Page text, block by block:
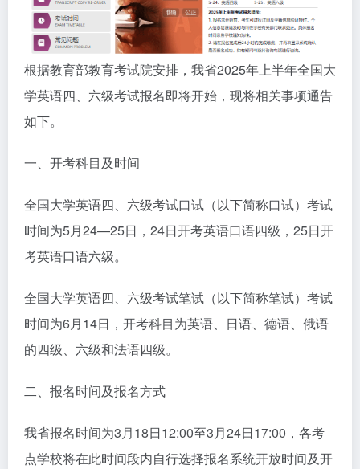
根据教育部教育考试院安排，我省2025年上半年全国大
学英语四、六级考试报名即将开始，现将相关事项通告
如下。
一、开考科目及时间
全国大学英语四、六级考试口试（以下简称口试）考试
时间为5月24—25日，24日开考英语口语四级，25日开
考英语口语六级。
全国大学英语四、六级考试笔试（以下简称笔试）考试
时间为6月14日，开考科目为英语、日语、德语、俄语
的四级、六级和法语四级。
二、报名时间及报名方式
我省报名时间为3月18日12:00至3月24日17:00，各考
点学校将在此时间段内自行选择报名系统开放时间及开